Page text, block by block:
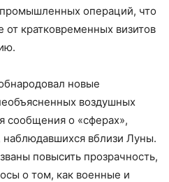
операций, что
от кратковременных визитов
новые
воздушных
сообщения о «сферах»,
наблюдавшихся вблизи Луны.
повысить прозрачность,
о том, как военные и